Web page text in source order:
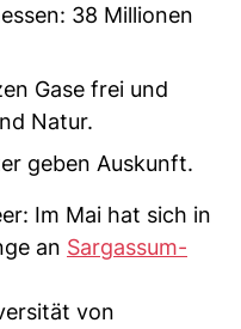
38 Millionen
Gase frei und
Natur.
geben Auskunft.
Im Mai hat sich in
an Sargassum-
von